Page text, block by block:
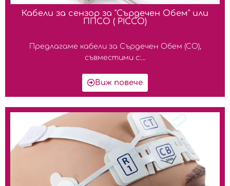
Кабели за сензор за "Сърдечен Обем" или
ППСО ( PICCO)
Предлагаме кабели за Сърдечен Обем (СО),
съвместими с:...
Виж повече